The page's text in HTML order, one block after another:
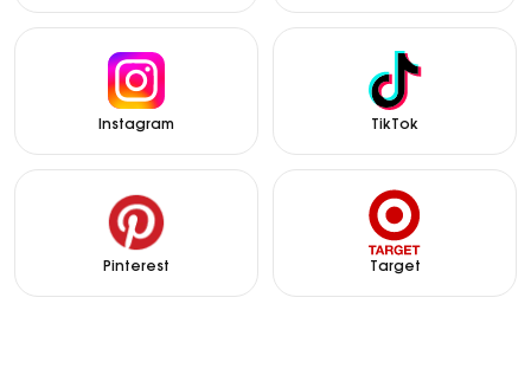
Instagram TikTok
Pinterest Target